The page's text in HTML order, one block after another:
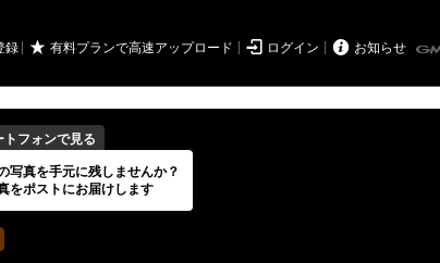
録 ★ 有料プランで高速アップロード  ログイン  お知らせ
トフォンで見る
トの期間
---
写真を手元に残しませんか？
をポストにお届けします